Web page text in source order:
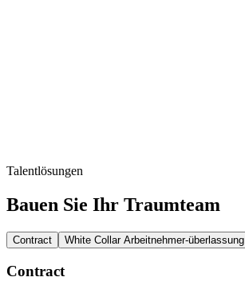
Talentlösungen
Bauen Sie Ihr Traumteam
Contract White Collar Arbeitnehmer-überlassung
Contract